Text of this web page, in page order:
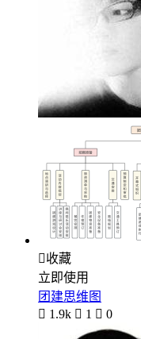
收藏
立即使用
团建思维图
 1.9k  1  0